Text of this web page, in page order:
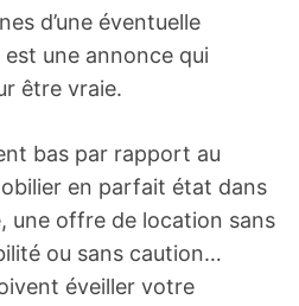
d’une éventuelle
une annonce qui
être vraie.
bas par rapport au
en parfait état dans
une offre de location sans
ou sans caution…
éveiller votre